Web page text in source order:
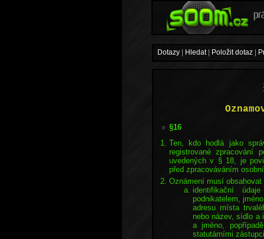
Dotazy Hledat Položit dotaz
§16
Ten, kdo hodlá jako
registrované zpracování
uvedených v § 18, je
před zpracováváním
Oznámení musí
identifikační
podnikatelem,
adresu místa
nebo název, sídlo a
a jméno,
statutárními